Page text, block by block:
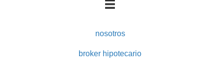
nosotros
broker hipotecario